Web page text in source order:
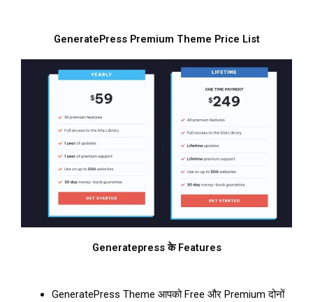
GeneratePress Premium Theme Price List
Generatepress के Features
GeneratePress Theme आपको Free और Premium दोनों